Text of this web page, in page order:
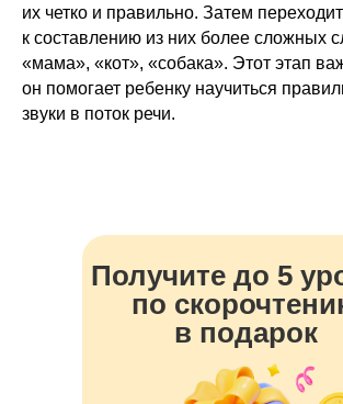
их четко и правильно. Затем
к составлению из них более сложных
«мама», «кот», «собака». Этот этап
он помогает ребенку научиться
звуки в поток речи.
Получите до 5
по
в подарок